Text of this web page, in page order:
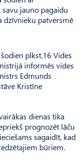
jauno pagaidu
dzīvnieku patversmē
plkst.16 Vides
informēs vides
Edmunds
Kristīne
dienas tika
prognozēt lāču
sagaidīt, kad
būriem.